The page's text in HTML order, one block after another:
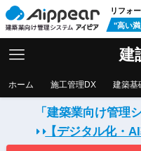
リフォ
"高い
建
ホーム 施工管理DX 建築基
「建築業向け管理
【デジタル化・